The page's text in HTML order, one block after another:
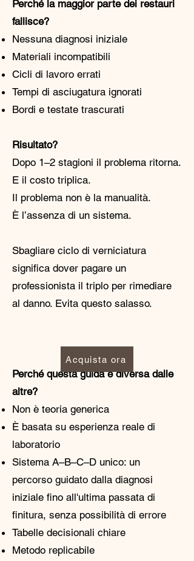
Perché la maggior parte dei restauri
fallisce?
Nessuna diagnosi iniziale
Materiali incompatibili
Cicli di lavoro errati
Tempi di asciugatura ignorati
Bordi e testate trascurati
Risultato?
Dopo 1–2 stagioni il problema ritorna.
E il costo triplica.
Il problema non è la manualità.
È l’assenza di un sistema.
​Sbagliare ciclo di verniciatura
significa dover pagare un
professionista il triplo per rimediare
al danno. Evita questo salasso.
Perché questa guida è diversa dalle
altre?
Non è teoria generica
È basata su esperienza reale di
laboratorio
Sistema A–B–C–D unico: un
percorso guidato dalla diagnosi
iniziale fino all'ultima passata di
finitura, senza possibilità di errore
Tabelle decisionali chiare
Metodo replicabile
Acquista ora